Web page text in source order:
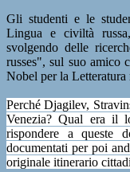
Gli studenti e le
Lingua e civiltà
svolgendo delle
russes", sul suo amico
Nobel per la Letteratura
Perché Djagilev,
Venezia? Qual era il
rispondere a queste
documentati per poi
originale itinerario